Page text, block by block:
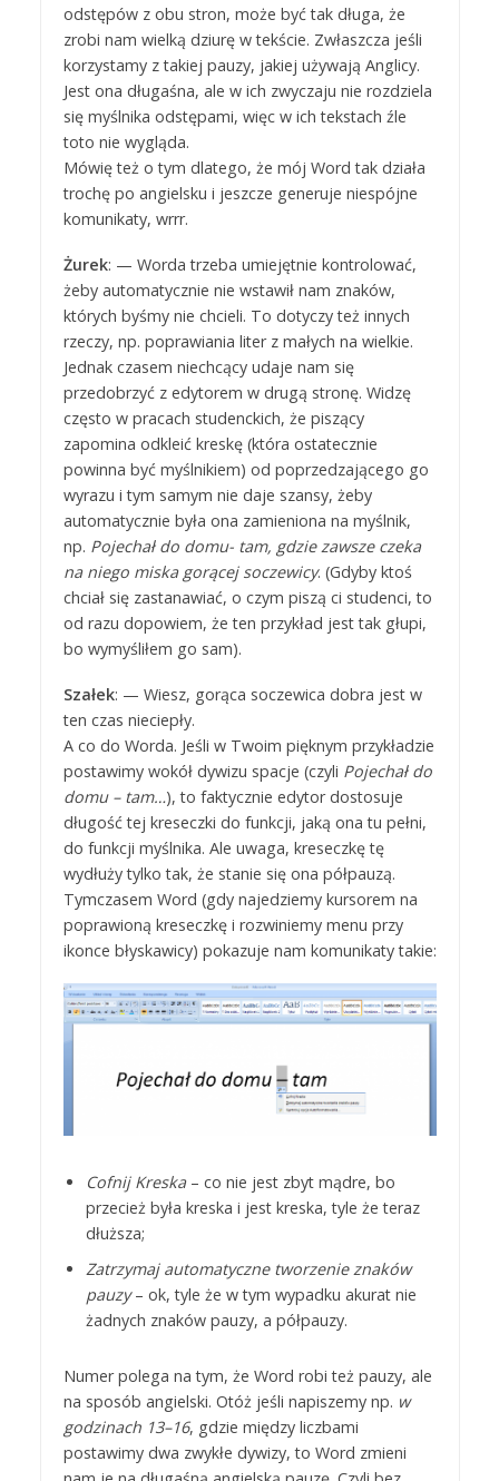
odstępów z obu stron, może być tak długa, że
zrobi nam wielką dziurę w tekście. Zwłaszcza jeśli
korzystamy z takiej pauzy, jakiej używają Anglicy.
Jest ona długaśna, ale w ich zwyczaju nie rozdziela
się myślnika odstępami, więc w ich tekstach źle
toto nie wygląda.
Mówię też o tym dlatego, że mój Word tak działa
trochę po angielsku i jeszcze generuje niespójne
komunikaty, wrrr.
Żurek: — Worda trzeba umiejętnie kontrolować,
żeby automatycznie nie wstawił nam znaków,
których byśmy nie chcieli. To dotyczy też innych
rzeczy, np. poprawiania liter z małych na wielkie.
Jednak czasem niechcący udaje nam się
przedobrzyć z edytorem w drugą stronę. Widzę
często w pracach studenckich, że piszący
zapomina odkleić kreskę (która ostatecznie
powinna być myślnikiem) od poprzedzającego go
wyrazu i tym samym nie daje szansy, żeby
automatycznie była ona zamieniona na myślnik,
np. Pojechał do domu- tam, gdzie zawsze czeka
na niego miska gorącej soczewicy. (Gdyby ktoś
chciał się zastanawiać, o czym piszą ci studenci, to
od razu dopowiem, że ten przykład jest tak głupi,
bo wymyśliłem go sam).
Szałek: — Wiesz, gorąca soczewica dobra jest w
ten czas nieciepły.
A co do Worda. Jeśli w Twoim pięknym przykładzie
postawimy wokół dywizu spacje (czyli Pojechał do
domu – tam…), to faktycznie edytor dostosuje
długość tej kreseczki do funkcji, jaką ona tu pełni,
do funkcji myślnika. Ale uwaga, kreseczkę tę
wydłuży tylko tak, że stanie się ona półpauzą.
Tymczasem Word (gdy najedziemy kursorem na
poprawioną kreseczkę i rozwiniemy menu przy
ikonce błyskawicy) pokazuje nam komunikaty takie:
Cofnij Kreska– co nie jest zbyt mądre, bo
przecież była kreska i jest kreska, tyle że teraz
dłuższa;
Zatrzymaj automatyczne tworzenie znaków
pauzy– ok, tyle że w tym wypadku akurat nie
żadnych znaków pauzy, a półpauzy.
Numer polega na tym, że Word robi też pauzy, ale
na sposób angielski. Otóż jeśli napiszemy np. w
godzinach 13–16, gdzie między liczbami
postawimy dwa zwykłe dywizy, to Word zmieni